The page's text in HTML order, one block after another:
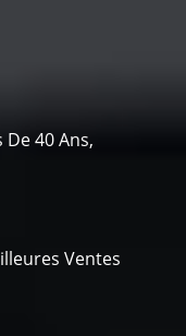
40 Ans,
Ventes